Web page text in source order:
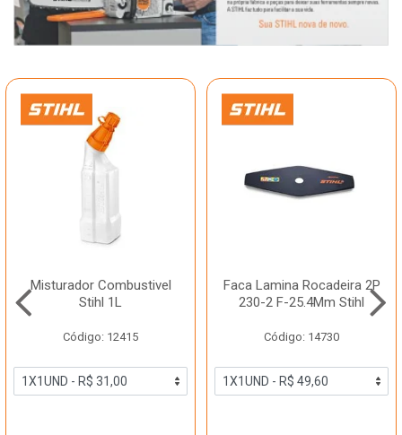
Misturador Combustivel
Stihl 1L
Código: 12415
Faca Lamina Rocadeira 2P
230-2 F-25.4Mm Stihl
Código: 14730